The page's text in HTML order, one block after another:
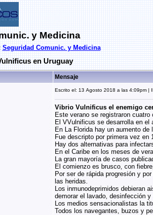
y Medicina
Seguridad Comunic. y Medicina
en Uruguay
Mensaje
Escrito el: 13 Agosto 2018 a las 4:09pm |
Vibrio Vulnificus el enemigo
Este verano se registraron
El VVulnificus se desarrolla en el
En La Florida hay un aumento
Fue descripto por primera vez
Hay dos alternativas para
En el Caribe en los meses de
La gran mayoría de casos
El comienzo es brusco, con
Por ser de rápida progresión y
las heridas.
Los inmunodeprimidos debieran
demorar el lavado, desinfección
Los medios sensacionalistas la
Todos los navegantes, buzos y